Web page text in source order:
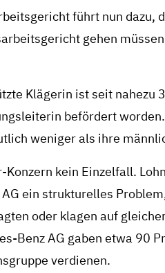
führt nun
gehen
Klägerin ist seit
befördert
weniger als ihre
Konzern kein Einzelfall.
ein strukturelles
oder klagen auf
Benz AG gaben etwa 90
verdienen.